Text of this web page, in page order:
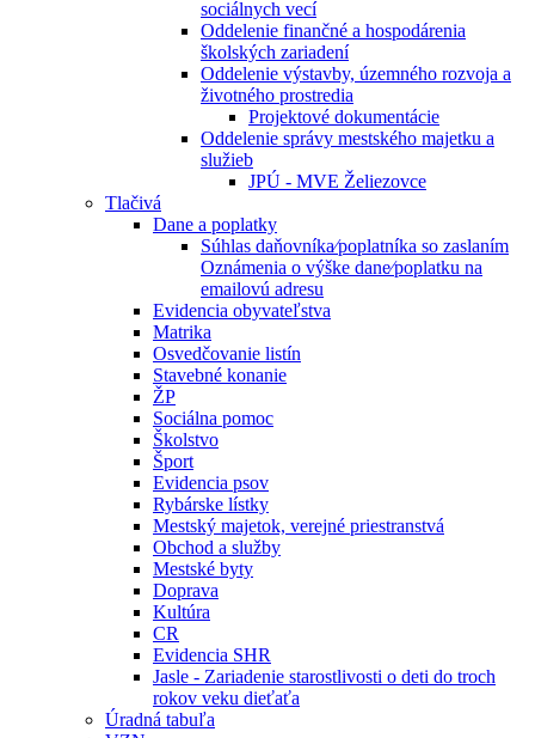
sociálnych vecí
Oddelenie finančné a hospodárenia
školských zariadení
Oddelenie výstavby, územného rozvoja a
životného prostredia
Projektové dokumentácie
Oddelenie správy mestského majetku a
služieb
JPÚ - MVE Želiezovce
Tlačivá
Dane a poplatky
Súhlas daňovníka⁄poplatníka so zaslaním
Oznámenia o výške dane⁄poplatku na
emailovú adresu
Evidencia obyvateľstva
Matrika
Osvedčovanie listín
Stavebné konanie
ŽP
Sociálna pomoc
Školstvo
Šport
Evidencia psov
Rybárske lístky
Mestský majetok, verejné priestranstvá
Obchod a služby
Mestské byty
Doprava
Kultúra
CR
Evidencia SHR
Jasle - Zariadenie starostlivosti o deti do troch
rokov veku dieťaťa
Úradná tabuľa